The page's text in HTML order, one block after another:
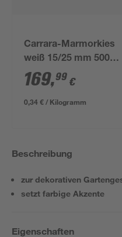
Carrara-Marmorkies
weiß 15/25 mm 500
kg im Big Bag
169,99 €
0,34 € / Kilogramm
Beschreibung
zur dekorativen
setzt farbige Akzente
Eigenschaften